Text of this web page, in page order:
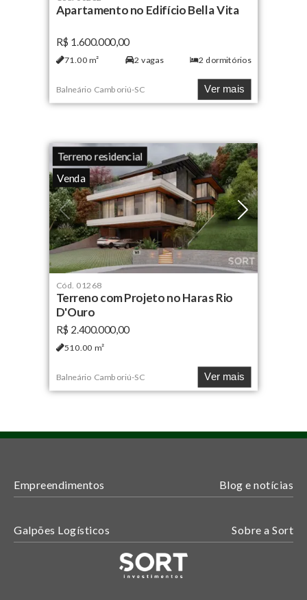
Apartamento no Edifício Bella Vita
R$ 1.600.000,00
71.00m² 2 vagas 2 dormitórios
Balneário Camboriú-SC Ver mais
Terreno residencial
Venda
Cód. 01268
Terreno com Projeto no Haras Rio
D'Ouro
R$ 2.400.000,00
510.00 m²
Balneário Camboriú-SC Ver mais
Empreendimentos Blog e notícias
Galpões Logísticos Sobre a Sort